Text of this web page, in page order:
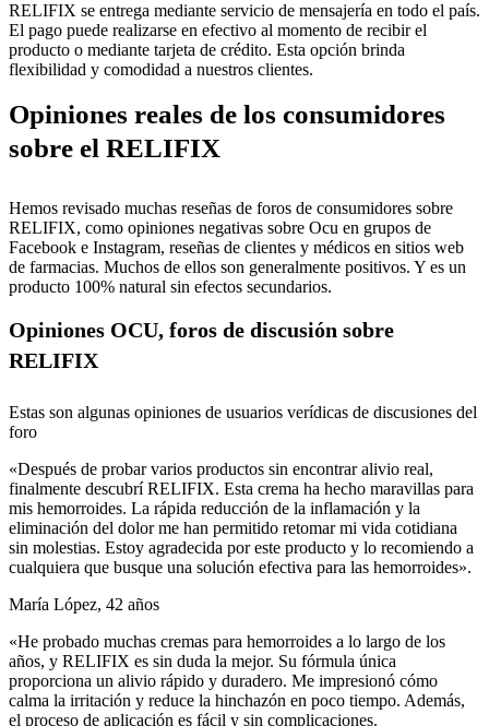
RELIFIX se entrega mediante servicio de mensajería en todo el país.
El pago puede realizarse en efectivo al momento de recibir el
producto o mediante tarjeta de crédito. Esta opción brinda
flexibilidad y comodidad a nuestros clientes.
Opiniones reales de los consumidores
sobre el RELIFIX
Hemos revisado muchas reseñas de foros de consumidores sobre
RELIFIX, como opiniones negativas sobre Ocu en grupos de
Facebook e Instagram, reseñas de clientes y médicos en sitios web
de farmacias. Muchos de ellos son generalmente positivos. Y es un
producto 100% natural sin efectos secundarios.
Opiniones OCU, foros de discusión sobre
RELIFIX
Estas son algunas opiniones de usuarios verídicas de discusiones del
foro
«Después de probar varios productos sin encontrar alivio real,
finalmente descubrí RELIFIX. Esta crema ha hecho maravillas para
mis hemorroides. La rápida reducción de la inflamación y la
eliminación del dolor me han permitido retomar mi vida cotidiana
sin molestias. Estoy agradecida por este producto y lo recomiendo a
cualquiera que busque una solución efectiva para las hemorroides».
María López, 42 años
«He probado muchas cremas para hemorroides a lo largo de los
años, y RELIFIX es sin duda la mejor. Su fórmula única
proporciona un alivio rápido y duradero. Me impresionó cómo
calma la irritación y reduce la hinchazón en poco tiempo. Además,
el proceso de aplicación es fácil y sin complicaciones.